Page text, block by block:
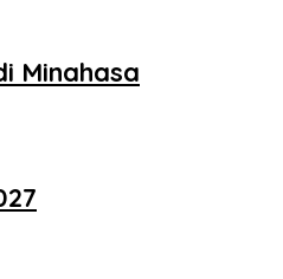
Minahasa